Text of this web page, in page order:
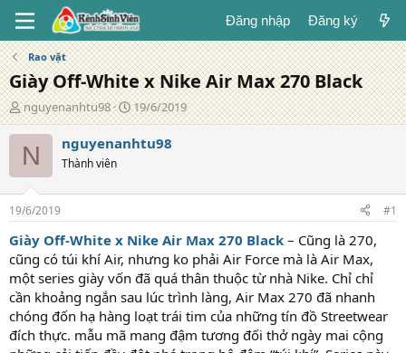
Đăng nhập Đăng ký
Rao vặt
Giày Off-White x Nike Air Max 270 Black
T
á
c
g
ả
nguyenanhtu98
N
g
à
g
19/6/2019
N nguyenanhtu98
Thành viên
19/6/2019 #1
Giày Off-White x Nike Air Max 270 Black – Cũng là 270,
cũng có túi khí Air, nhưng ko phải Air Force mà là Air Max,
một series giày vốn đã quá thân thuộc từ nhà Nike. Chỉ chỉ
cần khoảng ngắn sau lúc trình làng, Air Max 270 đã nhanh
chóng đốn hạ hàng loạt trái tim của những tín đồ Streetwear
đích thực. mẫu mã mang đậm tương đối thở ngày mai cộng